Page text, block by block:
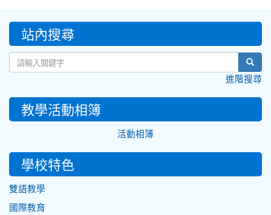
::: 站內搜尋
進階搜尋
教學活動相簿
活動相簿
學校特色
雙語教學
國際教育